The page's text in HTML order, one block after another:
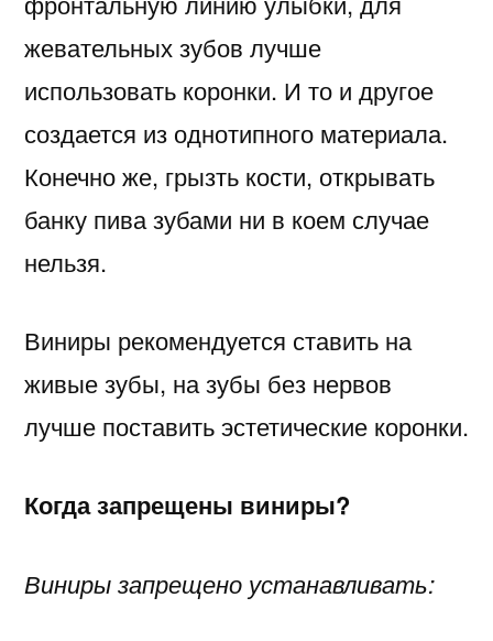
жевательных зубов лучше
использовать коронки. И то и другое
создается из однотипного материала.
Конечно же, грызть кости, открывать
банку пива зубами ни в коем случае
нельзя.
Виниры рекомендуется ставить на
живые зубы, на зубы без нервов
лучше поставить эстетические коронки.
Когда запрещены виниры?
Виниры запрещено устанавливать: